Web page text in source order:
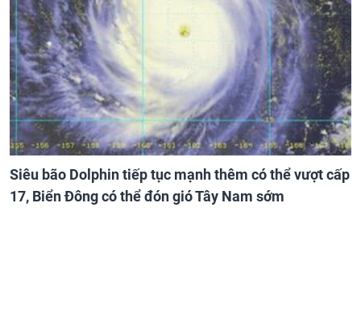
Siêu bão Dolphin tiếp tục mạnh thêm có thể vượt cấp
17, Biển Đông có thể đón gió Tây Nam sớm